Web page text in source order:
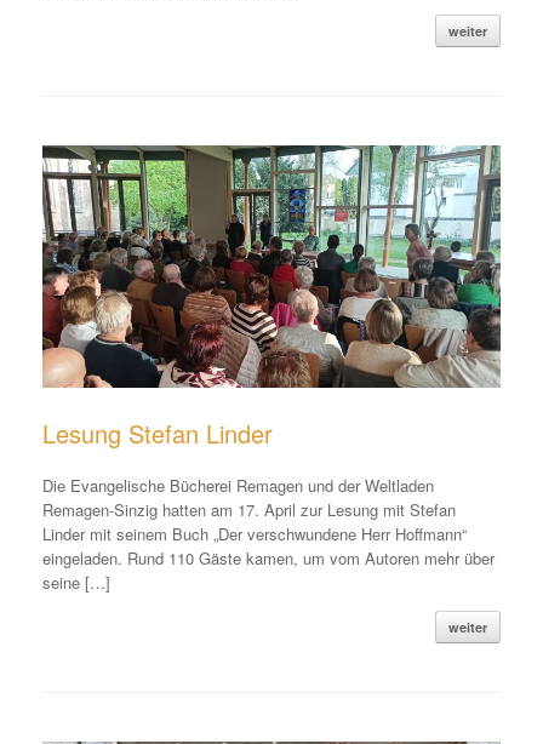
weiter
Lesung Stefan Linder
Die Evangelische Bücherei Remagen und der Weltladen
Remagen-Sinzig hatten am 17. April zur Lesung mit Stefan
Linder mit seinem Buch „Der verschwundene Herr Hoffmann“
eingeladen. Rund 110 Gäste kamen, um vom Autoren mehr über
seine […]
weiter